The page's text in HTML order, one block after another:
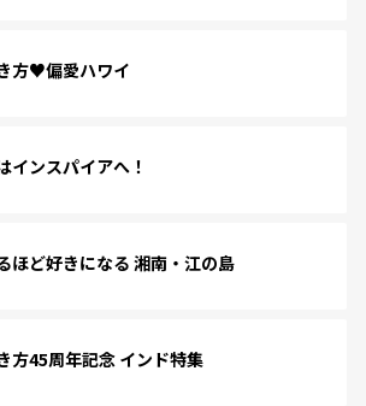
方♥偏愛ハワイ
インスパイアへ！
ほど好きになる 湘南・江の島
方45周年記念 インド特集